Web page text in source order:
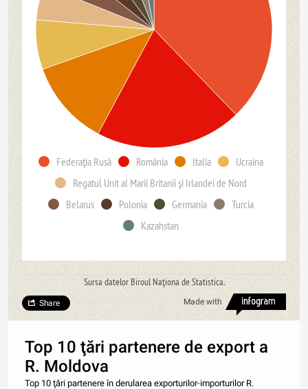
Federaţia Rusă România Italia
Ucraina
Regatul Unit al Marii Britanii şi Irlandei de Nord
Belarus
Polonia Germania
Turcia
Kazahstan
Sursa datelor Biroul Naţiona de Statistica.
Made with
Share
Top 10 ţări partenere de export a
R. Moldova
Top 10 ţări partenere în derularea exporturilor-importurilor R.